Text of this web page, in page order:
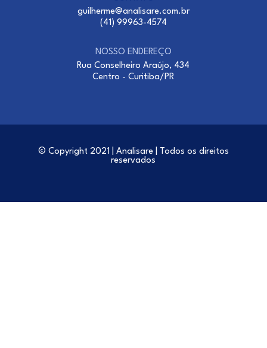
guilherme@analisare.com.br
(41) 99963-4574
NOSSO ENDEREÇO
Rua Conselheiro Araújo, 434
Centro - Curitiba/PR
© Copyright 2021 | Analisare | Todos os direitos
reservados